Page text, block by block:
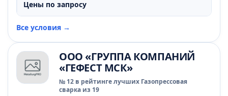
Цены по запросу
Все условия →
ООО «ГРУППА КОМПАНИЙ
«ГЕФЕСТ МСК»
№ 12 в рейтинге лучших Газопрессовая
сварка из 19